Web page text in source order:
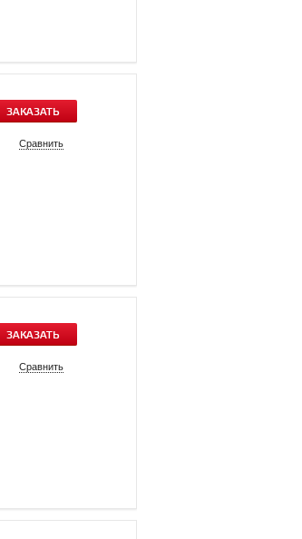
ЗАКАЗАТЬ
Сравнить
ЗАКАЗАТЬ
Сравнить